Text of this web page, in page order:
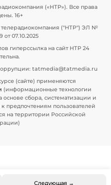
Следующая →
(«НТР»). Все права
16+
("НТР") ЭЛ №
от 07.10.2025
гиперссылка на сайт НТР 24
tatmedia@tatmedia.ru
(сайте) применяются
(информационные технологии
сбора, систематизации и
предпочтениям пользователей
на территории Российской